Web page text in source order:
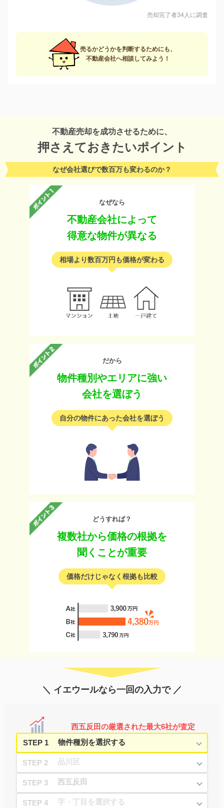
売却完了者34人に調査
売るかどうかを判断するためにも、
不動産会社へ相談してみよう！
不動産売却を成功させるために、
押さえておきたいポイント
なぜ会社選びで数百万も変わるのか？
なぜなら
不動産会社によって
得意な物件が異なる
相場より数百万円も価格が変わる
だから
物件種別やエリアに強い
会社を選ぼう
自分の物件にあった会社を選ぼう
どうすれば？
複数社から価格の根拠を
聞くことが重要
価格だけじゃなく根拠も比較
＼ イエウールなら一回の入力で ／
西五反田の厳選された最大6社が査定
STEP 1
STEP 2
STEP 3
STEP 4